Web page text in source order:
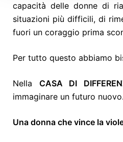
capacità delle donne di
situazioni più difficili, di
fuori un coraggio prima
Per tutto questo abbiamo
Nella CASA DI
immaginare un futuro nuovo.
Una donna che vince la